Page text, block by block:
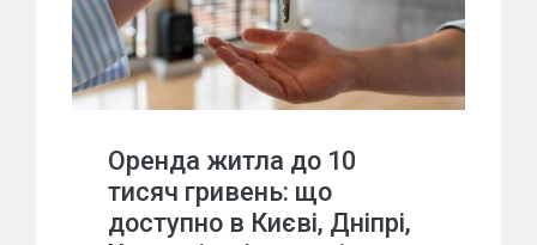
Оренда житла до 10
тисяч гривень: що
доступно в Києві, Дніпрі,